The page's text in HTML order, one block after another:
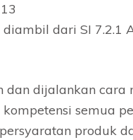
dari SI 7.2.1
dan dijalankan cara
semua
produk